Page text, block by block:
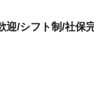
迎/シフト制/社保